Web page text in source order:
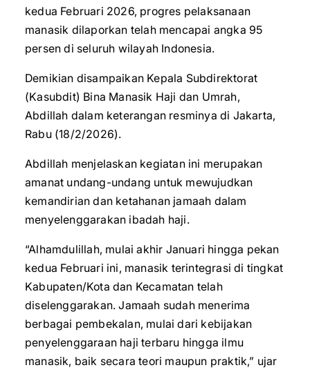
kedua Februari 2026, progres pelaksanaan
manasik dilaporkan telah mencapai angka 95
persen di seluruh wilayah Indonesia.
Demikian disampaikan Kepala Subdirektorat
(Kasubdit) Bina Manasik Haji dan Umrah,
Abdillah dalam keterangan resminya di Jakarta,
Rabu (18/2/2026).
Abdillah menjelaskan kegiatan ini merupakan
amanat undang-undang untuk mewujudkan
kemandirian dan ketahanan jamaah dalam
menyelenggarakan ibadah haji.
“Alhamdulillah, mulai akhir Januari hingga pekan
kedua Februari ini, manasik terintegrasi di tingkat
Kabupaten/Kota dan Kecamatan telah
diselenggarakan. Jamaah sudah menerima
berbagai pembekalan, mulai dari kebijakan
penyelenggaraan haji terbaru hingga ilmu
manasik, baik secara teori maupun praktik,” ujar